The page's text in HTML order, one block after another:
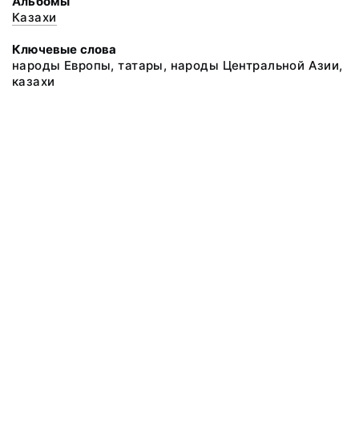
Казахи
Ключевые слова
народы Европы, татары, народы Центральной Азии,
казахи